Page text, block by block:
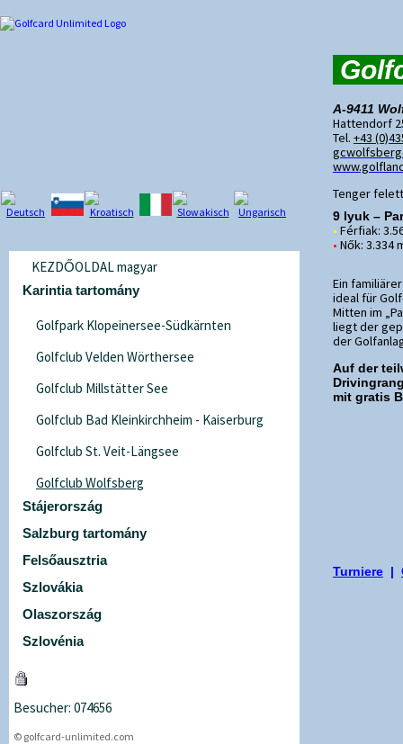
KEZDŐOLDAL magyar
Karintia tartomány
Golfpark Klopeinersee-Südkärnten
Golfclub Velden Wörthersee
Golfclub Millstätter See
Golfclub Bad Kleinkirchheim - Kaiserburg
Golfclub St. Veit-Längsee
Golfclub Wolfsberg
Stájerország
Salzburg tartomány
Felsőausztria
Szlovákia
Olaszország
Szlovénia
Besucher: 074656
© golfcard-unlimited.com
A-9411
Hattendorf
Tel. +43
Tenger
9 lyuk –
• Férfiak:
• Nők: 3.334
Ein
ideal für
Mitten im
liegt der
der
Auf der
mit gratis
Turniere |